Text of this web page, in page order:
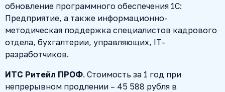
обновление программного обеспечения 1С:
Предприятие, а также информационно-
методическая поддержка специалистов кадрового
отдела, бухгалтерии, управляющих, IT-
разработчиков.
ИТС Ритейл ПРОФ. Стоимость за 1 год при
непрерывном продлении – 45 588 рубля в